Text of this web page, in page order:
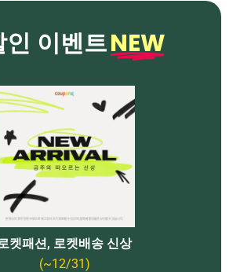
인 이벤트NEW
켓패션, 로켓배송 신상
(~12/31)